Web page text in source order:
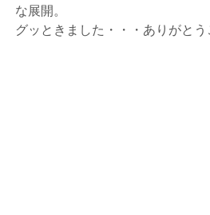
な展開。
グッときました・・・ありがと